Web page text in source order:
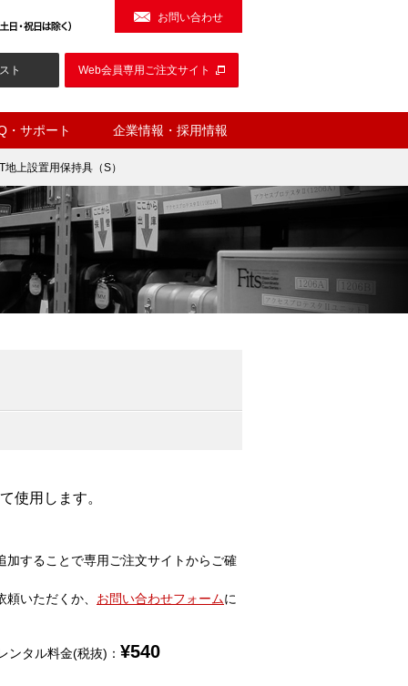
お問い合わせ
ト Web会員専用ご注文サイト
・サポート 企業情報・採用情報
地上設置用保持具（S）
使用します。
加することで専用ご注文サイトからご確
いただくか、 お問い合わせフォームに
ンタル料金(税抜)： ¥540